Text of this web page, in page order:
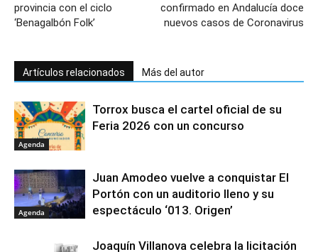
provincia con el ciclo
‘Benagalbón Folk’
confirmado en Andalucía doce
nuevos casos de Coronavirus
Artículos relacionados Más del autor
Agenda
Torrox busca el cartel oficial de su
Feria 2026 con un concurso
Agenda
Juan Amodeo vuelve a conquistar El
Portón con un auditorio lleno y su
espectáculo ‘013. Origen’
Joaquín Villanova celebra la licitación